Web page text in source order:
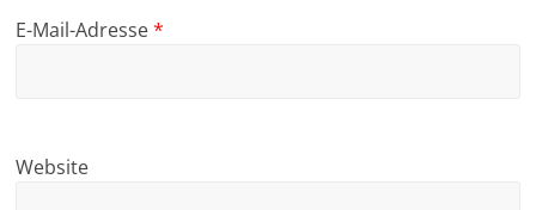
E-Mail-Adresse*
Website